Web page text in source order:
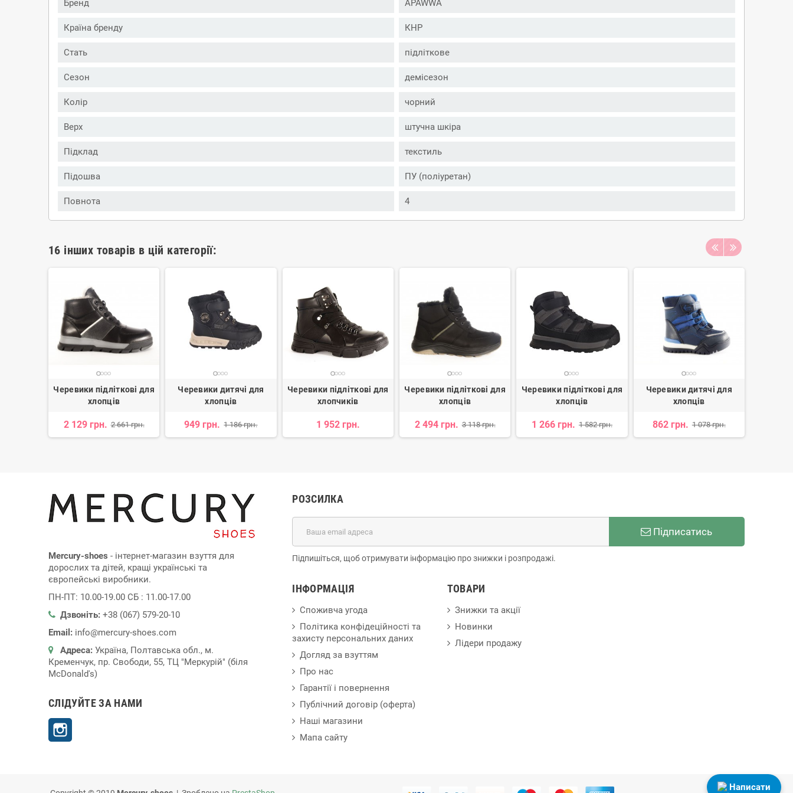
Бренд APAWWA
Країна бренду КНР
Стать підліткове
Сезон демісезон
Колір чорний
Верх штучна шкіра
Підклад текстиль
Підошва ПУ (поліуретан)
Повнота 4
16 інших товарів в цій категорії:
Черевики підліткові для
хлопців
2 129 грн. 2 661 грн.
Черевики дитячі для
хлопців
949 грн. 1 186 грн.
Черевики підліткові для
хлопчиків
1 952 грн.
Черевики підліткові для
хлопців
2 494 грн. 3 118 грн.
Черевики підліткові для
хлопців
1 266 грн. 1 582 грн.
Черевики дитячі для
хлопців
862 грн. 1 078 грн.
Mercury-shoes - інтернет-магазин взуття для
дорослих та дітей, кращі українські та
європейські виробники.
ПН-ПТ: 10.00-19.00 СБ : 11.00-17.00
Дзвоніть: +38 (067) 579-20-10
Email: info@mercury-shoes.com
Адреса: Україна, Полтавська обл., м.
Кременчук, пр. Свободи, 55, ТЦ "Меркурій" (біля
McDonald's)
СЛІДУЙТЕ ЗА НАМИ
РОЗСИЛКА
Підписатись
Підпишіться, щоб отримувати інформацію про знижки і розпродажі.
ІНФОРМАЦІЯ
Споживча угода
Політика конфідеційності та
захисту персональних даних
Догляд за взуттям
Про нас
Гарантії і повернення
Публічний договір (оферта)
Наші магазини
Мапа сайту
ТОВАРИ
Знижки та акції
Новинки
Лідери продажу
Написати